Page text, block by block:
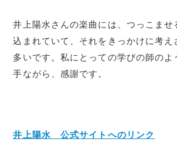
井上陽水さんの楽曲には、つっこませ
込まれていて、それをきっかけに考え
多いです。私にとっての学びの師のよ
手ながら、感謝です。
井上陽水 公式サイトへのリンク